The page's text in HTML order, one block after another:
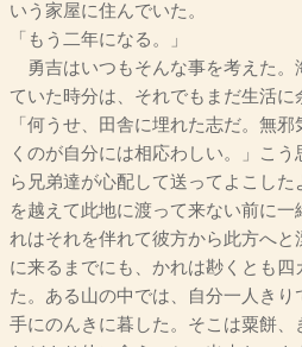
いう家屋に住んでいた。
「もう二年になる。」
勇吉はいつもそんな事を考えた。
ていた時分は、それでもまだ生活に
「何うせ、田舎に埋れた志だ。無
くのが自分には相応わしい。」こ
ら兄弟達が心配して送ってよこし
を越えて此地に渡って来ない前に
れはそれを伴れて彼方から此方へ
に来るまでにも、かれは尠くとも
た。ある山の中では、自分一人きり
手にのんきに暮した。そこは粟餅